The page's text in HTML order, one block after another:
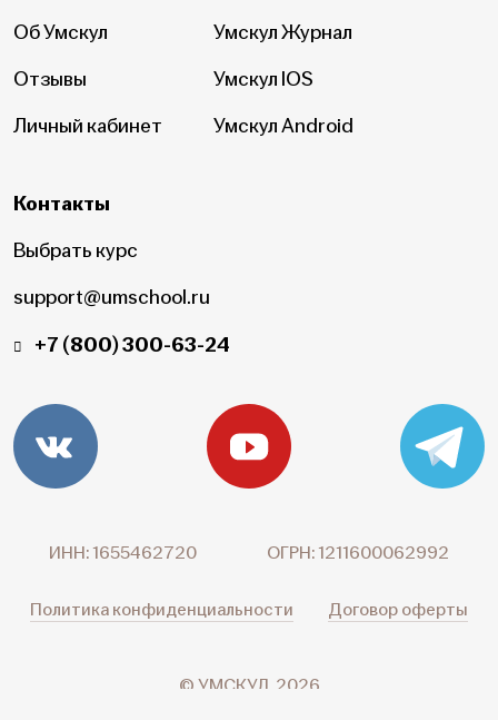
Об Умскул
Отзывы
Личный кабинет
Умскул Журнал
Умскул IOS
Умскул Android
Контакты
Выбрать курс
support@umschool.ru
+7 (800) 300-63-24
ИНН: 1655462720 ОГРН: 1211600062992
Политика конфиденциальности Договор оферты
© УМСКУЛ, 2026